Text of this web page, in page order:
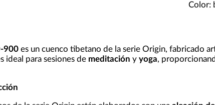
Color:
900es un cuenco tibetano de la serie Origin, fabricado
ideal para sesiones de meditación y yoga,